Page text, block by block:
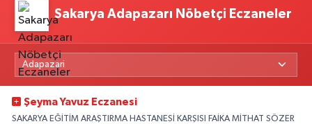
Sakarya Adapazarı Nöbetçi Eczaneler
Şeyma Yavuz Eczanesi
SAKARYA EĞİTİM ARAŞTIRMA HASTANESİ KARŞISI FAİKA MİTHAT SÖZER